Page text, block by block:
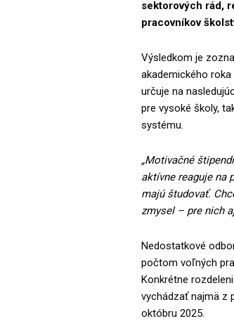
sektorových rád,
pracovníkov
Výsledkom je
akademického
určuje na
pre vysoké školy,
systému.
„Motivačné
aktívne reaguje na
majú študovať.
zmysel – pre nich
Nedostatkové
počtom voľných
Konkrétne
vychádzať najmä z
októbru 2025.